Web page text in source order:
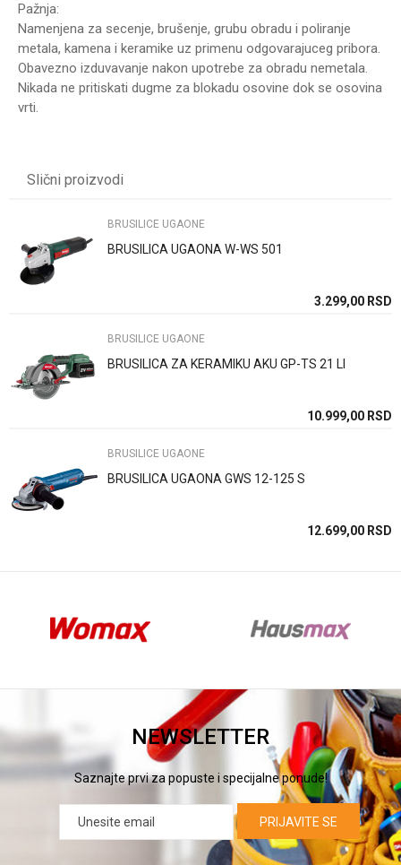
Pažnja:
Namenjena za secenje, brušenje, grubu obradu i poliranje
metala, kamena i keramike uz primenu odgovarajuceg pribora.
Obavezno izduvavanje nakon upotrebe za obradu nemetala.
Nikada ne pritiskati dugme za blokadu osovine dok se osovina
vrti.
BRZOSTEZNA MATICA NE
Poruka
Anti-spam zaštita - izračunajte koliko je 2 + 3 :
POŠALJI
Slični proizvodi
BRUSILICE UGAONE
BRUSILICA UGAONA W-WS 501
3.299,00 RSD
BRUSILICE UGAONE
BRUSILICA ZA KERAMIKU AKU GP-TS 21 LI
10.999,00 RSD
BRUSILICE UGAONE
BRUSILICA UGAONA GWS 12-125 S
12.699,00 RSD
NEWSLETTER
Saznajte prvi za popuste i specijalne ponude!
PRIJAVITE SE